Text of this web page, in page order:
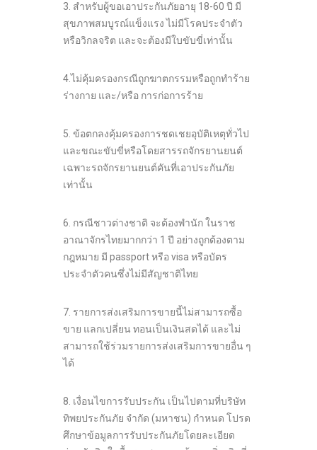
3. สำหรับผู้ขอเอาประกันภัยอายุ 18-60 ปี มี
สุขภาพสมบูรณ์แข็งแรง ไม่มีโรคประจำตัว
หรือวิกลจริต และจะต้องมีใบขับขี่เท่านั้น
4.ไม่คุ้มครองกรณีถูกฆาตกรรมหรือถูกทำร้าย
ร่างกาย และ/หรือ การก่อการร้าย
5. ข้อตกลงคุ้มครองการชดเชยอุบัติเหตุทั่วไป
และขณะขับขี่หรือโดยสารรถจักรยานยนต์
เฉพาะรถจักรยานยนต์คันที่เอาประกันภัย
เท่านั้น
6. กรณีชาวต่างชาติ จะต้องพำนัก ในราช
อาณาจักรไทยมากกว่า 1 ปี อย่างถูกต้องตาม
กฎหมาย มี passport หรือ visa หรือบัตร
ประจำตัวคนซึ่งไม่มีสัญชาติไทย
7. รายการส่งเสริมการขายนี้ไม่สามารถซื้อ
ขาย แลกเปลี่ยน ทอนเป็นเงินสดได้ และไม่
สามารถใช้ร่วมรายการส่งเสริมการขายอื่น ๆ
ได้
8. เงื่อนไขการรับประกัน เป็นไปตามที่บริษัท
ทิพยประกันภัย จำกัด (มหาชน) กำหนด โปรด
ศึกษาข้อมูลการรับประกันภัยโดยละเอียด